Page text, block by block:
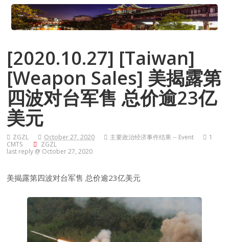
[2020.10.27] [Taiwan]
[Weapon Sales] 美揭露第
四波对台军售 总价逾23亿
美元
ZGZL October 27, 2020 主要政治经济事件结果 -- Event
1
CMTS
ZGZL
last reply @ October 27, 2020
美揭露第四波对台军售 总价逾23亿美元